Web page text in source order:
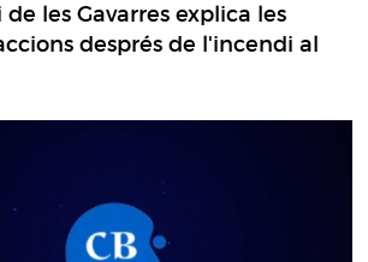
de les Gavarres explica les
després de l'incendi al